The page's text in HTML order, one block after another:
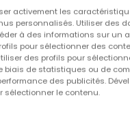
à
selon vos envies,
activement les
personnalisés. Utiliser des
à des informations sur un
pour sélectionner des
des profils pour
biais de statistiques ou de
des publicités.
sélectionner le contenu.